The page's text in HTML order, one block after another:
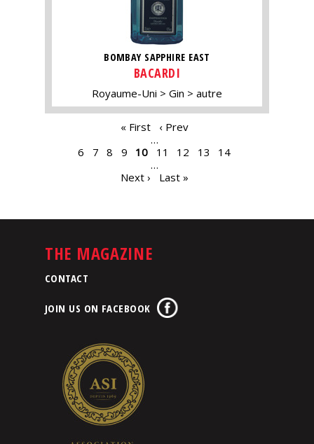
BOMBAY SAPPHIRE EAST
BACARDI
Royaume-Uni Gin autre
« First
‹ Prev
…
6
7 8 9 10 11 12 13
14
…
Next ›
Last »
THE MAGAZINE
CONTACT
JOIN US ON FACEBOOK